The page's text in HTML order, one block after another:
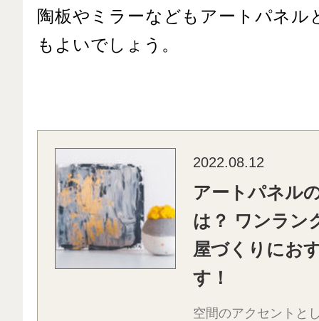
陶板やミラーなどもアートパネル
もよいでしょう。
2022.08.12
アートパネル
は？ ワンラン
屋づくりにお
す！
空間のアクセントと